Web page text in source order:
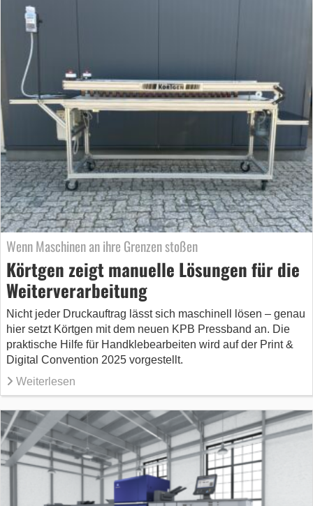
Wenn Maschinen an ihre Grenzen stoßen
Körtgen zeigt manuelle Lösungen für die
Weiterverarbeitung
Nicht jeder Druckauftrag lässt sich maschinell lösen – genau
hier setzt Körtgen mit dem neuen KPB Pressband an. Die
praktische Hilfe für Handklebearbeiten wird auf der Print &
Digital Convention 2025 vorgestellt.
Weiterlesen